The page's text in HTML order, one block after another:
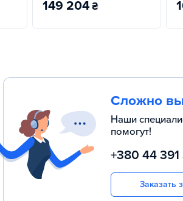
149 204₴
Сложно
Наши
помогут!
+380 44 391
Заказать